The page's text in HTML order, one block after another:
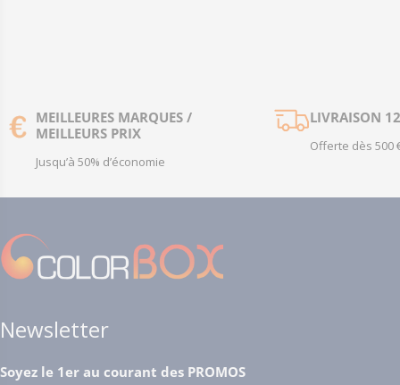
MEILLEURES MARQUES /
MEILLEURS PRIX
Jusqu’à 50% d’économie
LIVRAISON
Offerte dès 500
Newsletter
Soyez le 1er au courant des PROMOS